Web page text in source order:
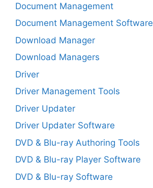
Document Management
Document Management Software
Download Manager
Download Managers
Driver
Driver Management Tools
Driver Updater
Driver Updater Software
DVD & Blu-ray Authoring Tools
DVD & Blu-ray Player Software
DVD & Blu-ray Software